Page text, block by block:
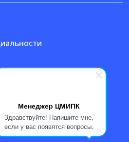
Менеджер ЦМИПК
Здравствуйте! Напишите мне,
если у вас появятся вопросы.